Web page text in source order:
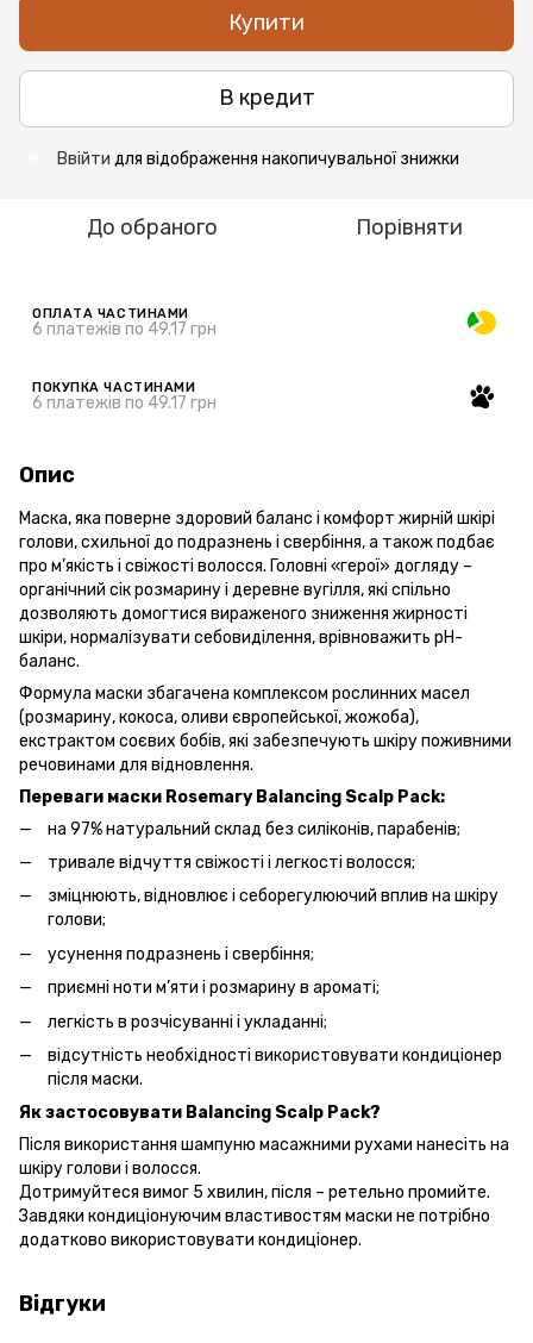
Купити
В кредит
Ввійти для відображення накопичувальної знижки
До обраного Порівняти
ОПЛАТА ЧАСТИНАМИ
6 платежів по 49.17 грн
ПОКУПКА ЧАСТИНАМИ
6 платежів по 49.17 грн
Опис
Маска, яка поверне здоровий баланс і комфорт жирній шкірі
голови, схильної до подразнень і свербіння, а також подбає
про м’якість і свіжості волосся. Головні «герої» догляду –
органічний сік розмарину і деревне вугілля, які спільно
дозволяють домогтися вираженого зниження жирності
шкіри, нормалізувати себовиділення, врівноважить рН-
баланс.
Формула маски збагачена комплексом рослинних масел
(розмарину, кокоса, оливи європейської, жожоба),
екстрактом соєвих бобів, які забезпечують шкіру поживними
речовинами для відновлення.
Переваги маски Rosemary Balancing Scalp Pack:
на 97% натуральний склад без силіконів, парабенів;
тривале відчуття свіжості і легкості волосся;
зміцнюють, відновлює і себорегулюючий вплив на шкіру
голови;
усунення подразнень і свербіння;
приємні ноти м’яти і розмарину в ароматі;
легкість в розчісуванні і укладанні;
відсутність необхідності використовувати кондиціонер
після маски.
Як застосовувати Balancing Scalp Pack?
Після використання шампуню масажними рухами нанесіть на
шкіру голови і волосся.
Дотримуйтеся вимог 5 хвилин, після – ретельно промийте.
Завдяки кондиціонуючим властивостям маски не потрібно
додатково використовувати кондиціонер.
Відгуки